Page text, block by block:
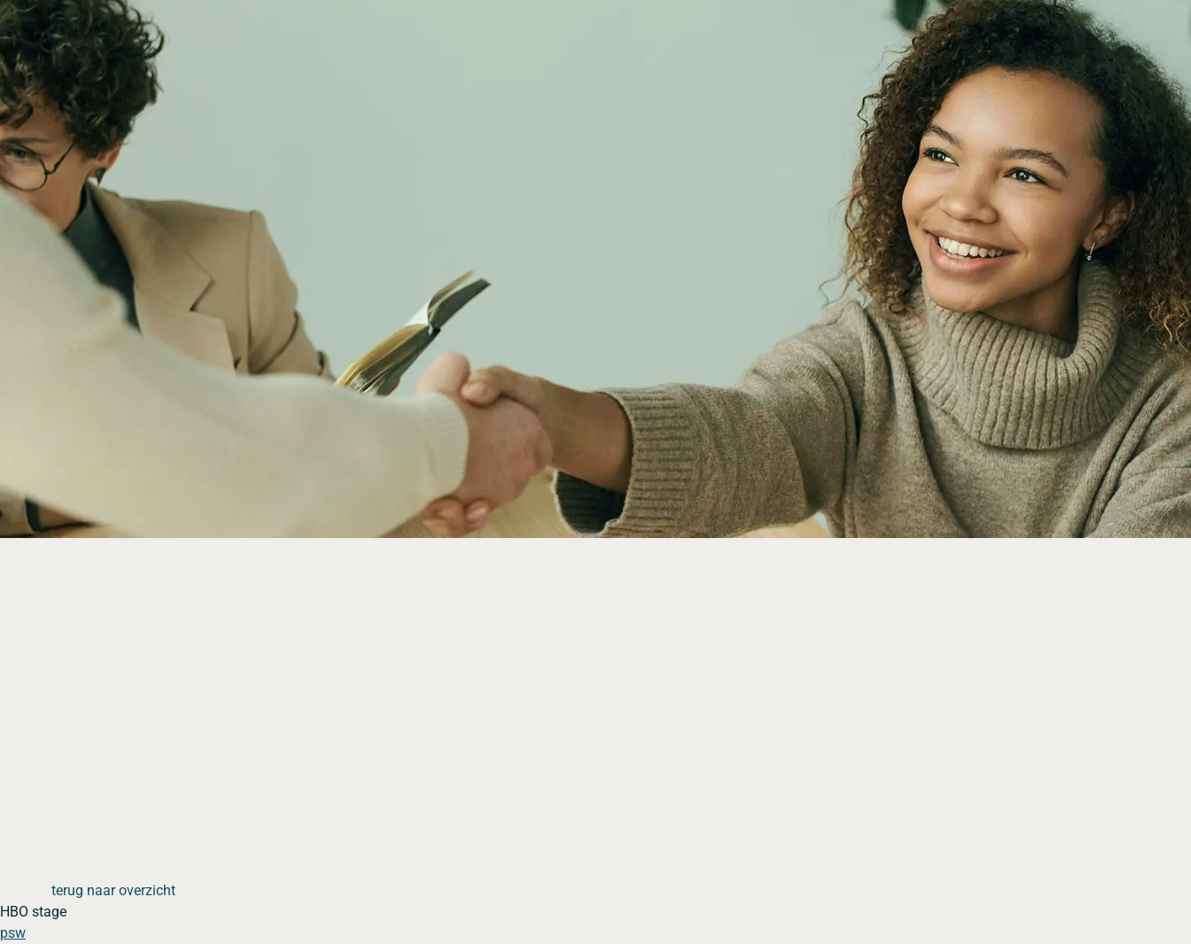
terug naar overzicht
HBO stage
psw